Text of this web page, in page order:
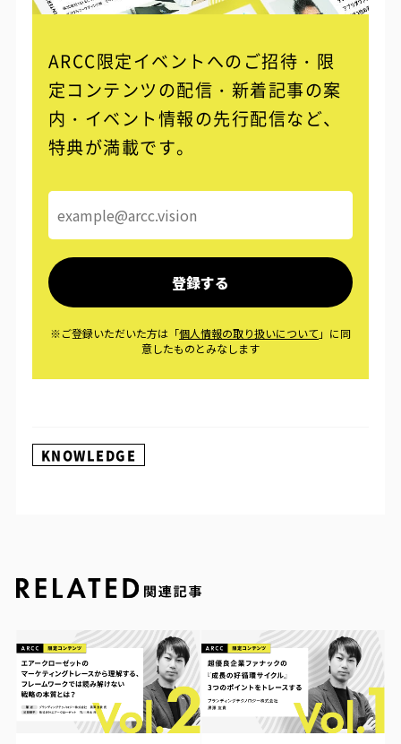
ARCC限定イベントへのご招待・限
定コンテンツの配信・ 新着記事の案
内・イベント情報の先行配信など、
特典が満載です。
KNOWLEDGE